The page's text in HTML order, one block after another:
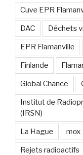
Cuve EPR
DAC Déchets
EPR Flamanville
Finlande
Global Chance
Institut de
(IRSN)
La Hague mox
Rejets radioactifs